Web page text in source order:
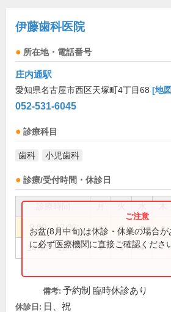
伊藤歯科医院
所在地・電話番号
庄内通駅
愛知県名古屋市西区天塚町4丁目68 [地
052-531-6045
診療科目
歯科 小児歯科
診療/受付時間・休診日
9:00～12:30 ● ● ● ●
14:00～18:00 ● ● ●
お盆(8月中旬)は休診・休業の場合
に必ず医療機関に直接ご確認くださ
備考: 予約制 臨時休診あり
休診日: 日、祝